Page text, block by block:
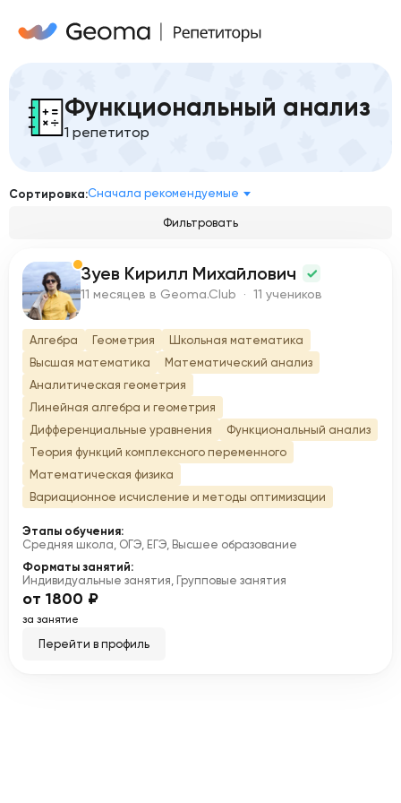
Функциональный анализ
1 репетитор
Сортировка:Сначала рекомендуемые
Фильтровать
З Зуев Кирилл Михайлович
11 месяцев в Geoma.Club · 11 учеников
Алгебра Геометрия
Школьная математика
Высшая математика
Математический анализ
Аналитическая геометрия
Линейная алгебра и геометрия
Дифференциальные уравнения
Функциональный анализ
Теория функций комплексного переменного
Математическая физика
Вариационное исчисление и методы оптимизации
Этапы обучения:
Средняя школа, ОГЭ, ЕГЭ, Высшее образование
Форматы занятий:
Индивидуальные занятия, Групповые занятия
от 1800 ₽
за занятие
Перейти в профиль